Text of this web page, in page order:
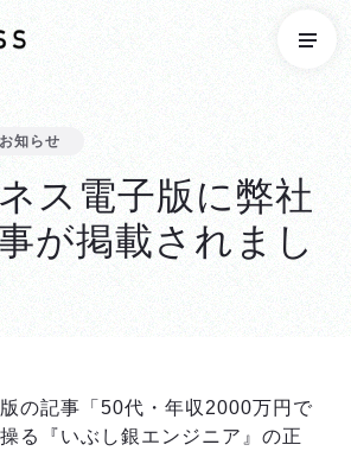
お知らせ
ス電子版に弊社
が掲載されまし
の記事「50代・年収2000万円で
る『いぶし銀エンジニア』の正